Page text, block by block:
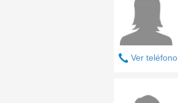
Ver teléfono